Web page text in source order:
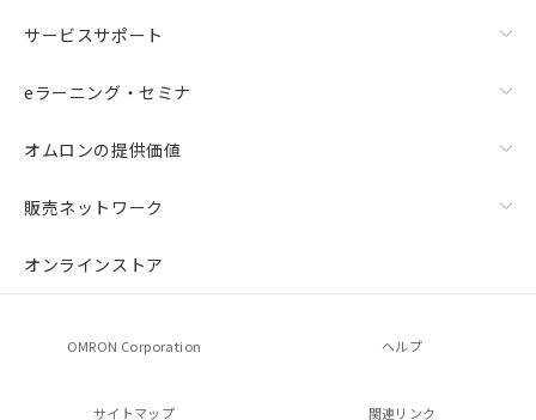
サービスサポート
eラーニング・セミナ
オムロンの提供価値
販売ネットワーク
オンラインストア
OMRON Corporation ヘルプ
サイトマップ 関連リンク